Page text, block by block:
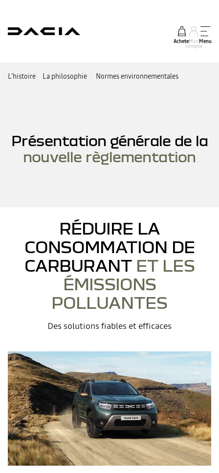
AcheterMon
compte
Menu
L’histoire La philosophie Normes environnementales
Présentation générale de la
nouvelle règlementation
RÉDUIRE LA
CONSOMMATION DE
CARBURANT ET LES
ÉMISSIONS
POLLUANTES
Des solutions fiables et efficaces